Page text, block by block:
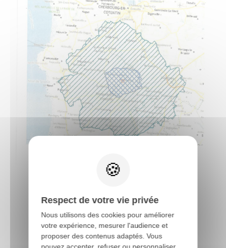
Respect de votre vie privée
Nous utilisons des cookies pour améliorer
votre expérience, mesurer l'audience et
proposer des contenus adaptés. Vous